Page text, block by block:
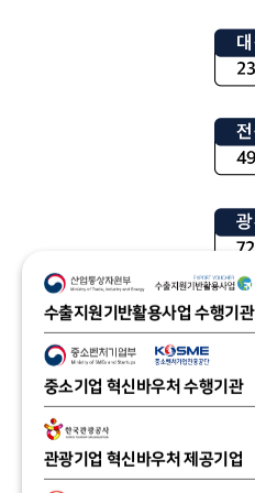
수출지원기반활용사업 수행기관
중소기업 혁신바우처 수행기관
관광기업 혁신바우처 제공기업